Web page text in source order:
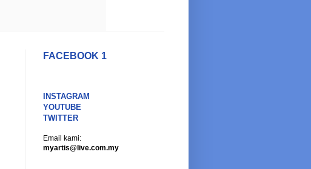
FACEBOOK 1
INSTAGRAM
YOUTUBE
TWITTER
Email kami:
myartis@live.com.my